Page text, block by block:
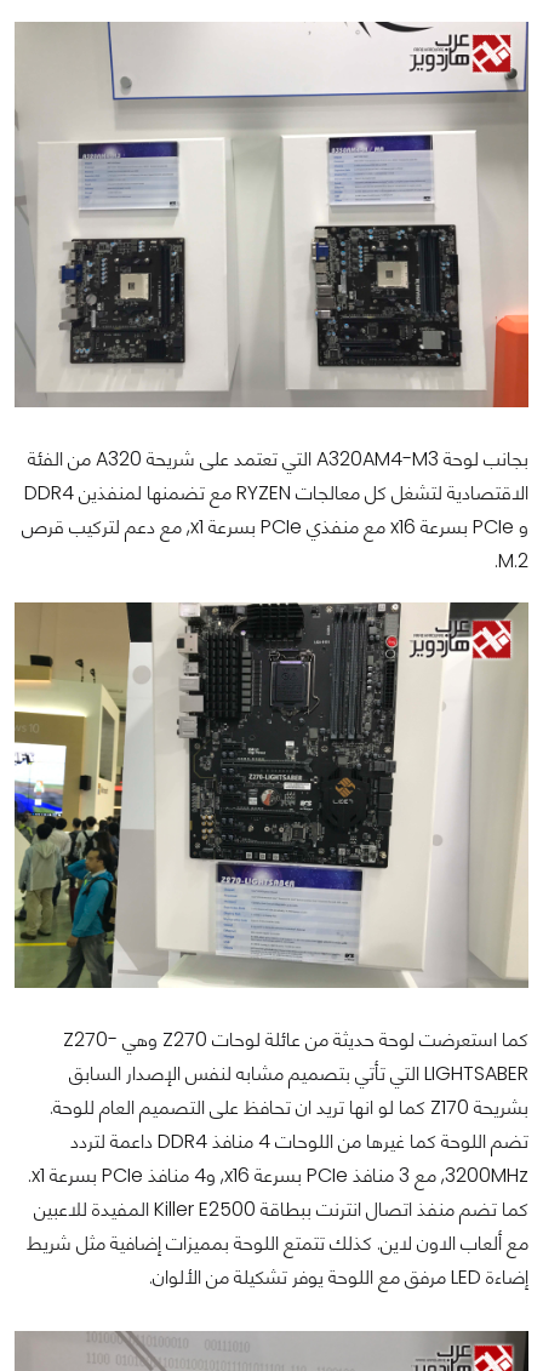
بجانب لوحة A320AM4-M3 التي تعتمد على شريحة A320 من الفئة
الاقتصادية لتشغل كل معالجات RYZEN مع تضمنها لمنفذين DDR4
و PCIe بسرعة x16 مع منفذي PCIe بسرعة x1, مع دعم لتركيب قرص
M.2.
كما استعرضت لوحة حديثة من عائلة لوحات Z270 وهي Z270-
LIGHTSABER التي تأتي بتصميم مشابه لنفس الإصدار السابق
بشريحة Z170 كما لو انها تريد ان تحافظ على التصميم العام للوحة.
تضم اللوحة كما غيرها من اللوحات 4 منافذ DDR4 داعمة لتردد
3200MHz, مع 3 منافذ PCIe بسرعة x16, و4 منافذ PCIe بسرعة x1.
كما تضم منفذ اتصال انترنت ببطاقة Killer E2500 المفيدة للاعبين
مع ألعاب الاون لاين. كذلك تتمتع اللوحة بمميزات إضافية مثل شريط
إضاءة LED مرفق مع اللوحة يوفر تشكيلة من الألوان.